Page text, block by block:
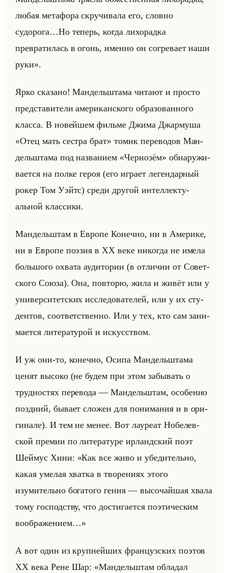
любая метафора скручивала его, словно
судорога…Но теперь, когда лихорадка
превратилась в огонь, именно он согревает наши
руки».
Ярко ска­за­но! Ман­дельшта­ма чи­та­ют и про­сто
пред­ста­ви­те­ли аме­ри­кан­ско­го об­ра­зо­ван­но­го
клас­са. В но­вейшем фильме Джима Джар­му­ша
«Отец мать сестра брат» томик пе­ре­во­дов Ман­
дельшта­ма под на­зва­ни­ем «Чернозём» об­на­ру­жи­
ва­ет­ся на полке героя (его иг­ра­ет ле­ген­дар­ный
рокер Том Уэйтс) среди дру­гой ин­тел­лек­ту­
альной клас­си­ки.
Ман­дельштам в Ев­ро­пе Ко­неч­но, ни в Аме­ри­ке,
ни в Ев­ро­пе по­эзия в ХХ веке ни­ко­гда не имела
большо­го охва­та ауди­то­рии (в от­ли­чии от Со­вет­
ско­го Союза). Она, по­вто­рю, жила и живёт или у
уни­вер­си­тет­ских ис­сле­до­ва­те­лей, или у их сту­
ден­тов, со­от­вет­ствен­но. Или у тех, кто сам за­ни­
ма­ет­ся ли­те­ра­ту­рой и ис­кус­ством.
И уж они-то, ко­неч­но, Осипа Ман­дельшта­ма
ценят вы­со­ко (не будем при этом за­бы­вать о
труд­но­стях пе­ре­во­да — Ман­дельштам, осо­бен­но
позд­ний, бы­ва­ет сло­жен для по­ни­ма­ния и в ори­
ги­на­ле). И тем не менее. Вот ла­уре­ат Но­бе­лев­
ской пре­мии по ли­те­ра­ту­ре ир­ланд­ский поэт
Шеймус Хини: «Как все живо и убедительно,
какая умелая хватка в творениях этого
изумительно богатого гения — высочайшая хвала
тому господству, что достигается поэтическим
воображением…»
А вот один из круп­нейших фран­цуз­ских по­этов
ХХ века Рене Шар: «Мандельштам обладал